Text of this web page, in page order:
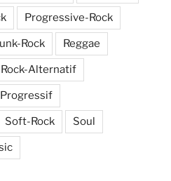
Progressive-Rock
Rock Reggae
Rock-Alternatif
Soft-Rock Soul